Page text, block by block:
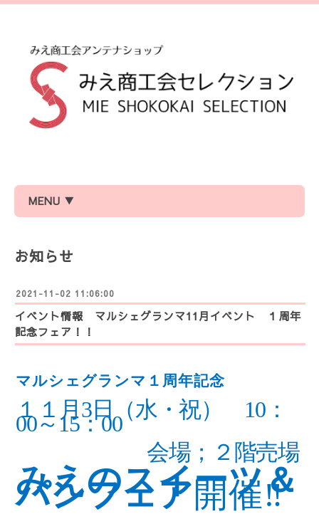
MENU ▼
お知らせ
2021-11-02 11:06:00
イベント情報 マルシェグランマ11月イベント １周年
記念フェア！！
マルシェグランマ１周年記念
１１月 3日（水・祝） 10：
00～15：00
会場；２階売場
みえのスイーツ＆
パンフェア開催‼